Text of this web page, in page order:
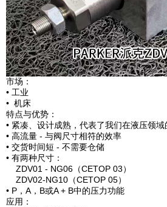
市场：
• 工业
• 机床
特点与优势：
• 紧凑、设计成熟，代表了我们在液压领
• 高流量 - 与阀尺寸相符的效率
• 交货时间短 - 不需要仓储
• 有两种尺寸：
ZDV01 - NG06（CETOP 03）
ZDV02-NG10（CETOP 05）
• P，A，B或A + B中的压力功能
应用：